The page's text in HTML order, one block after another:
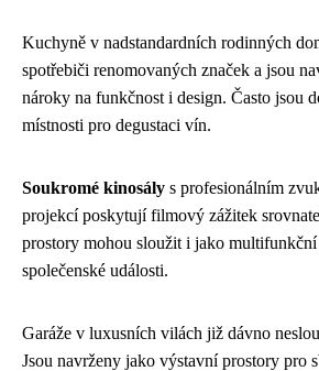
Kuchyně v nadstandardních rodinných
spotřebiči renomovaných značek a jsou
nároky na funkčnost i design. Často jsou
místnosti pro degustaci vín.
Soukromé kinosály s profesionálním
projekcí poskytují filmový zážitek
prostory mohou sloužit i jako
společenské události.
Garáže v luxusních vilách již dávno
Jsou navrženy jako výstavní prostory pro